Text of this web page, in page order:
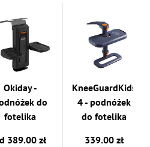
Okiday -
do
fotelika
KneeGuardKids
4 - podnóżek
do fotelika
389.00 zł
339.00 zł